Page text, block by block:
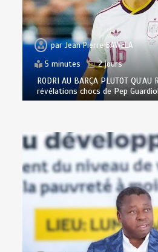
parJean Pierre BAWELA
5 minutes
2 jours
RODRI AU BARÇA PLUTOT
révélations chocs de Pep